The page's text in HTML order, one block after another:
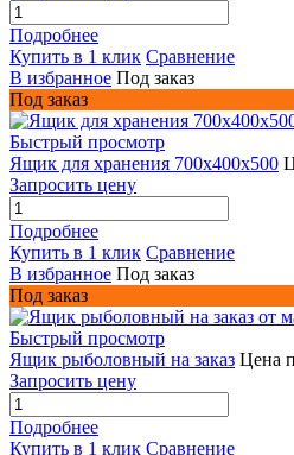
Подробнее
Купить в 1 клик Сравнение
В избранное Под заказ
Под заказ
Быстрый просмотр
Ящик для хранения 700x400x500
Запросить цену
Подробнее
Купить в 1 клик Сравнение
В избранное Под заказ
Под заказ
Быстрый просмотр
Ящик рыболовный на заказ Цена
Запросить цену
Подробнее
Купить в 1 клик Сравнение